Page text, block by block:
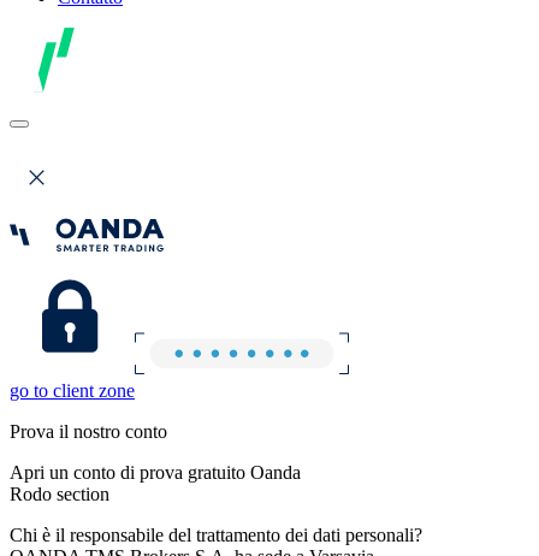
go to client zone
Prova il nostro conto
Apri un conto di prova gratuito Oanda
Rodo section
Chi è il responsabile del trattamento dei dati personali?